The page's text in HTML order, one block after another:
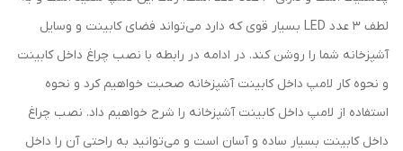
لطف 3 عدد LED بسیار قوی که دارد می‌تواند فضای کابینت و وسایل
آشپزخانه شما را روشن کند. در ادامه در رابطه با نصب چراغ داخل کابینت
و نحوه کار لامپ داخل کابینت آشپزخانه صحبت خواهیم کرد و نحوه
استفاده از لامپ داخل کابینت آشپزخانه را شرح خواهیم داد. نصب چراغ
داخل کابینت بسیار ساده و آسان است و می‌توانید به راحتی آن را داخل